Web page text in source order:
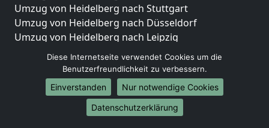
Umzug von Heidelberg nach Stuttgart
Umzug von Heidelberg nach Düsseldorf
Umzug von Heidelberg nach Leipzig
Umzug von Heidelberg nach Dortmund
Umzug von Heidelberg nach Essen
Umzug von Heidelberg nach Bremen
Umzug von Heidelberg nach Dresden
Umzug von Heidelberg nach Hannover
Diese Internetseite verwendet Cookies um die
Benutzerfreundlichkeit zu verbessern.
Einverstanden
Nur notwendige Cookies
Datenschutzerklärung